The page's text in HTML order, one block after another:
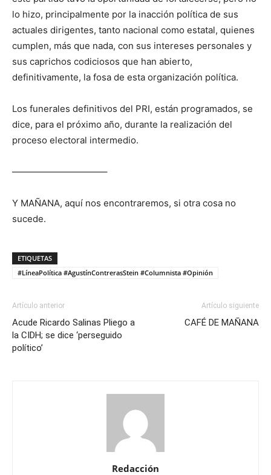
lo hizo, principalmente por la inacción política de sus
actuales dirigentes, tanto nacional como estatal, quienes
cumplen, más que nada, con sus intereses personales y
sus caprichos codiciosos que han abierto,
definitivamente, la fosa de esta organización política.
Los funerales definitivos del PRI, están programados, se
dice, para el próximo año, durante la realización del
proceso electoral intermedio.
——————————–
Y MAÑANA, aquí nos encontraremos, si otra cosa no
sucede.
ETIQUETAS
#LíneaPolítica #AgustínContrerasStein #Columnista #Opinión
Artículo anterior
Acude Ricardo Salinas Pliego a
la CIDH; se dice ‘perseguido
político’
Artículo siguiente
CAFÉ DE MAÑANA
Redacción